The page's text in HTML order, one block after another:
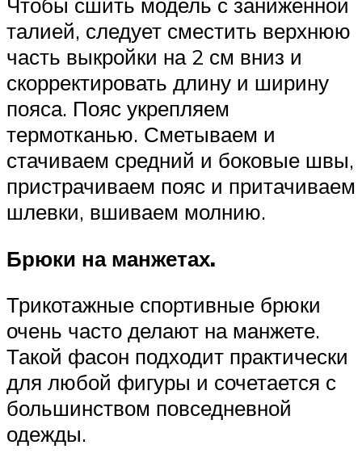
талией, следует сместить верхнюю
часть выкройки на 2 см вниз и
скорректировать длину и ширину
пояса. Пояс укрепляем
термотканью. Сметываем и
стачиваем средний и боковые швы,
пристрачиваем пояс и притачиваем
шлевки, вшиваем молнию.
Брюки на манжетах.
Трикотажные спортивные брюки
очень часто делают на манжете.
Такой фасон подходит практически
для любой фигуры и сочетается с
большинством повседневной
одежды.